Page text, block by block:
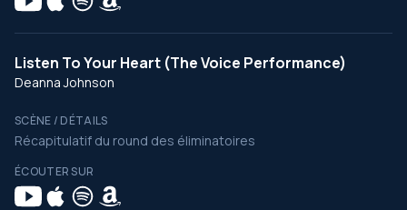
Listen To Your Heart (The Voice Performance)
Deanna Johnson
SCÈNE / DÉTAILS
Récapitulatif du round des éliminatoires
ÉCOUTER SUR